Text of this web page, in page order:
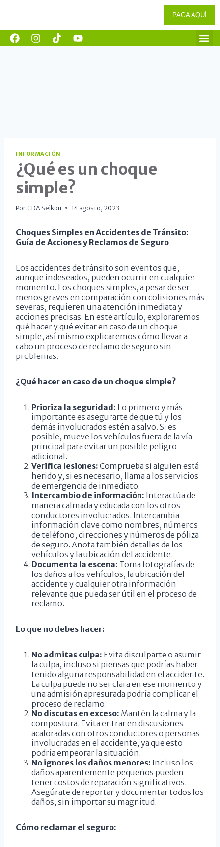
PAGA AQUÍ
INFORMACIÓN
¿Qué es un choque
simple?
Por CDA Seikou 14 agosto, 2023
Choques Simples en Accidentes de Tránsito:
Guía de Acciones y Reclamos de Seguro
Los accidentes de tránsito son eventos que,
aunque indeseados, pueden ocurrir en cualquier
momento. Los choques simples, a pesar de ser
menos graves en comparación con colisiones más
severas, requieren una atención inmediata y
acciones precisas. En este artículo, exploraremos
qué hacer y qué evitar en caso de un choque
simple, así mismo explicaremos cómo llevar a
cabo un proceso de reclamo de seguro sin
problemas.
¿Qué hacer en caso de un choque simple?
Prioriza la seguridad: Lo primero y más
importante es asegurarte de que tú y los
demás involucrados estén a salvo. Si es
posible, mueve los vehículos fuera de la vía
principal para evitar un posible peligro
adicional.
Verifica lesiones: Comprueba si alguien está
herido y, si es necesario, llama a los servicios
de emergencia de inmediato.
Intercambio de información: Interactúa de
manera calmada y educada con los otros
conductores involucrados. Intercambia
información clave como nombres, números
de teléfono, direcciones y números de póliza
de seguro. Anota también detalles de los
vehículos y la ubicación del accidente.
Documenta la escena: Toma fotografías de
los daños a los vehículos, la ubicación del
accidente y cualquier otra información
relevante que pueda ser útil en el proceso de
reclamo.
Lo que no debes hacer:
No admitas culpa: Evita disculparte o asumir
la culpa, incluso si piensas que podrías haber
tenido alguna responsabilidad en el accidente.
La culpa puede no ser clara en ese momento y
una admisión apresurada podría complicar el
proceso de reclamo.
No discutas en exceso: Mantén la calma y la
compostura. Evita entrar en discusiones
acaloradas con otros conductores o personas
involucradas en el accidente, ya que esto
podría empeorar la situación.
No ignores los daños menores: Incluso los
daños aparentemente pequeños pueden
tener costos de reparación significativos.
Asegúrate de reportar y documentar todos los
daños, sin importar su magnitud.
Cómo reclamar el seguro: